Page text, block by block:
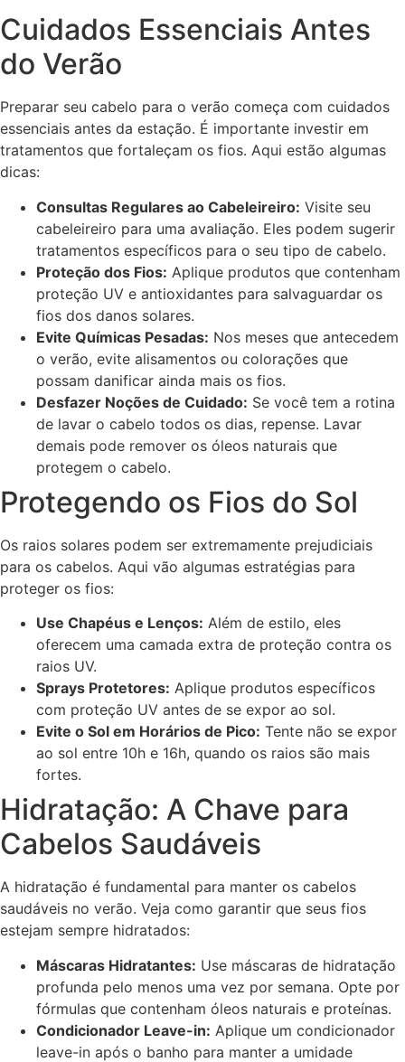
Cuidados Essenciais Antes
do Verão
Preparar seu cabelo para o verão começa com cuidados
essenciais antes da estação. É importante investir em
tratamentos que fortaleçam os fios. Aqui estão algumas
dicas:
Consultas Regulares ao Cabeleireiro: Visite seu
cabeleireiro para uma avaliação. Eles podem sugerir
tratamentos específicos para o seu tipo de cabelo.
Proteção dos Fios: Aplique produtos que contenham
proteção UV e antioxidantes para salvaguardar os
fios dos danos solares.
Evite Químicas Pesadas: Nos meses que antecedem
o verão, evite alisamentos ou colorações que
possam danificar ainda mais os fios.
Desfazer Noções de Cuidado: Se você tem a rotina
de lavar o cabelo todos os dias, repense. Lavar
demais pode remover os óleos naturais que
protegem o cabelo.
Protegendo os Fios do Sol
Os raios solares podem ser extremamente prejudiciais
para os cabelos. Aqui vão algumas estratégias para
proteger os fios:
Use Chapéus e Lenços: Além de estilo, eles
oferecem uma camada extra de proteção contra os
raios UV.
Sprays Protetores: Aplique produtos específicos
com proteção UV antes de se expor ao sol.
Evite o Sol em Horários de Pico: Tente não se expor
ao sol entre 10h e 16h, quando os raios são mais
fortes.
Hidratação: A Chave para
Cabelos Saudáveis
A hidratação é fundamental para manter os cabelos
saudáveis no verão. Veja como garantir que seus fios
estejam sempre hidratados:
Máscaras Hidratantes: Use máscaras de hidratação
profunda pelo menos uma vez por semana. Opte por
fórmulas que contenham óleos naturais e proteínas.
Condicionador Leave-in: Aplique um condicionador
leave-in após o banho para manter a umidade